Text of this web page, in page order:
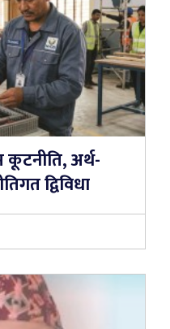
कूटनीति, अर्थ-
द्विविधा